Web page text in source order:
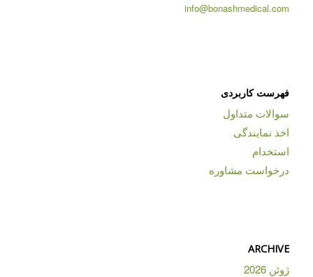
info@bonashmedical.com
فهرست کاربردی
سوالات متداول
اخذ نمایندگی
استخدام
درخواست مشاوره
ARCHIVE
ژوئن 2026